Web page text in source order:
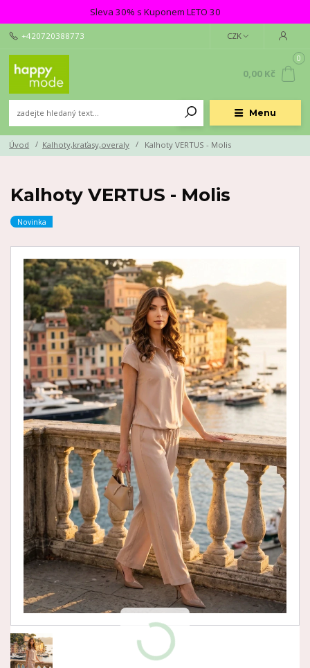
Sleva 30% s Kuponem LETO 30
Menu
CZK
+420720388773
0
0,00 Kč
Úvod Kalhoty,kraťasy,overaly Kalhoty VERTUS - Molis
Kalhoty VERTUS - Molis
Novinka